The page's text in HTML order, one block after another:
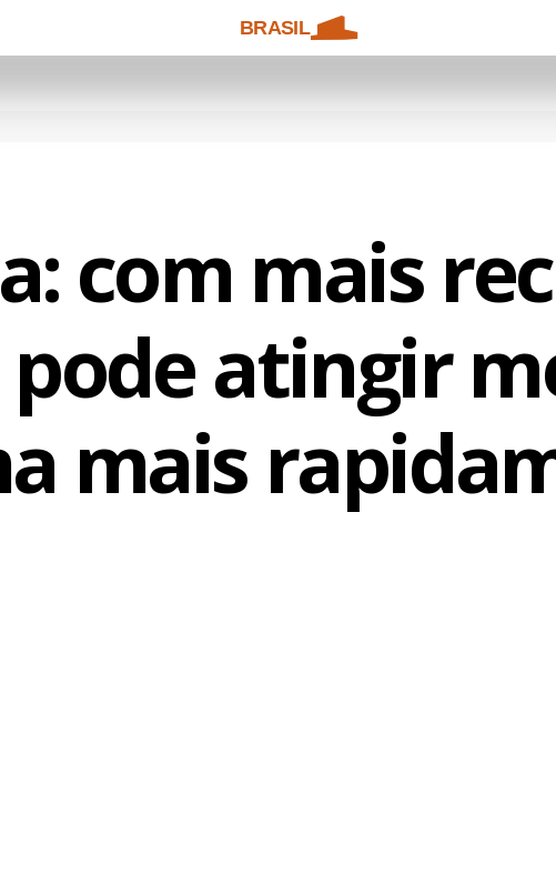
BRASIL
com mais
atingir
mais